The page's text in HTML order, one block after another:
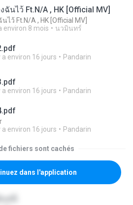
ฉันไว้ Ft.N/A , HK [Official MV]
นไว้ Ft.N/A , HK [Official MV]
environ 8 mois นวมินทร์
a environ 16 jours Pandarin
a environ 16 jours Pandarin
a environ 16 jours Pandarin
fichiers sont cachés
dans l'application